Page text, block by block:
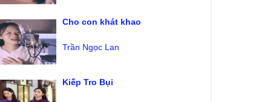
Cho con khát khao
Trần Ngọc Lan
Kiếp Tro Bụi